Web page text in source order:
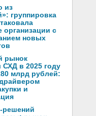
из
группировка
организации с
новых
рынок
СХД в 2025 году
млрд рублей:
и
решений